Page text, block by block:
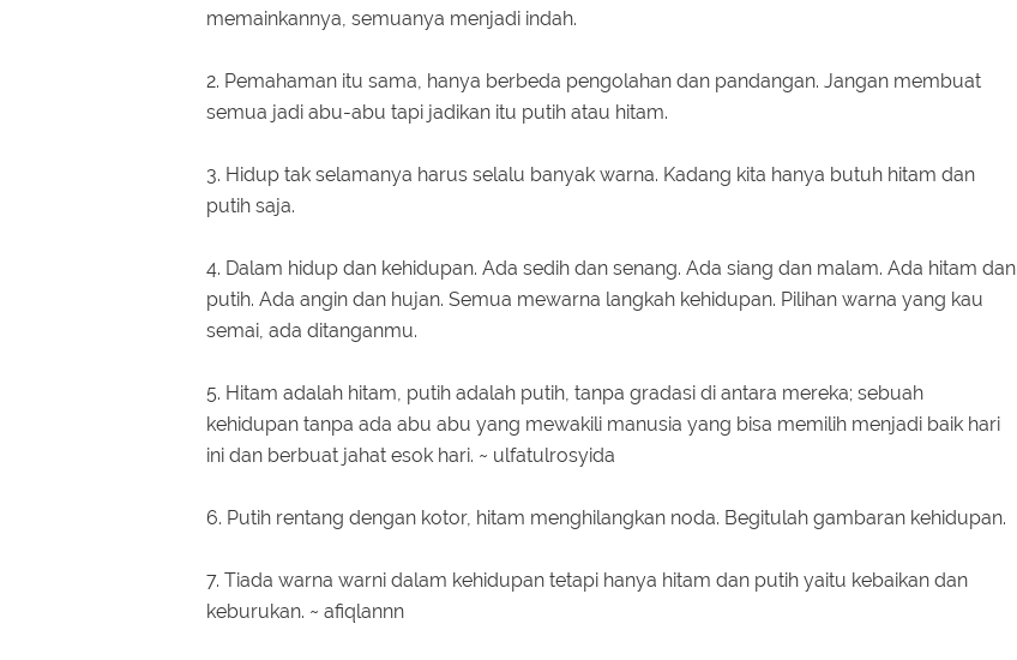
memainkannya, semuanya menjadi indah.
2. Pemahaman itu sama, hanya berbeda pengolahan dan pandangan. Jangan membuat
semua jadi abu-abu tapi jadikan itu putih atau hitam.
3. Hidup tak selamanya harus selalu banyak warna. Kadang kita hanya butuh hitam dan
putih saja.
4. Dalam hidup dan kehidupan. Ada sedih dan senang. Ada siang dan malam. Ada hitam dan
putih. Ada angin dan hujan. Semua mewarna langkah kehidupan. Pilihan warna yang kau
semai, ada ditanganmu.
5. Hitam adalah hitam, putih adalah putih, tanpa gradasi di antara mereka; sebuah
kehidupan tanpa ada abu abu yang mewakili manusia yang bisa memilih menjadi baik hari
ini dan berbuat jahat esok hari. ~ ulfatulrosyida
6. Putih rentang dengan kotor, hitam menghilangkan noda. Begitulah gambaran kehidupan.
7. Tiada warna warni dalam kehidupan tetapi hanya hitam dan putih yaitu kebaikan dan
keburukan. ~ afiqlannn